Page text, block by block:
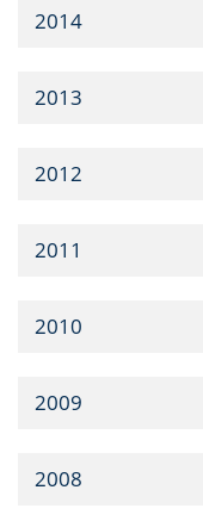
2014
2013
2012
2011
2010
2009
2008